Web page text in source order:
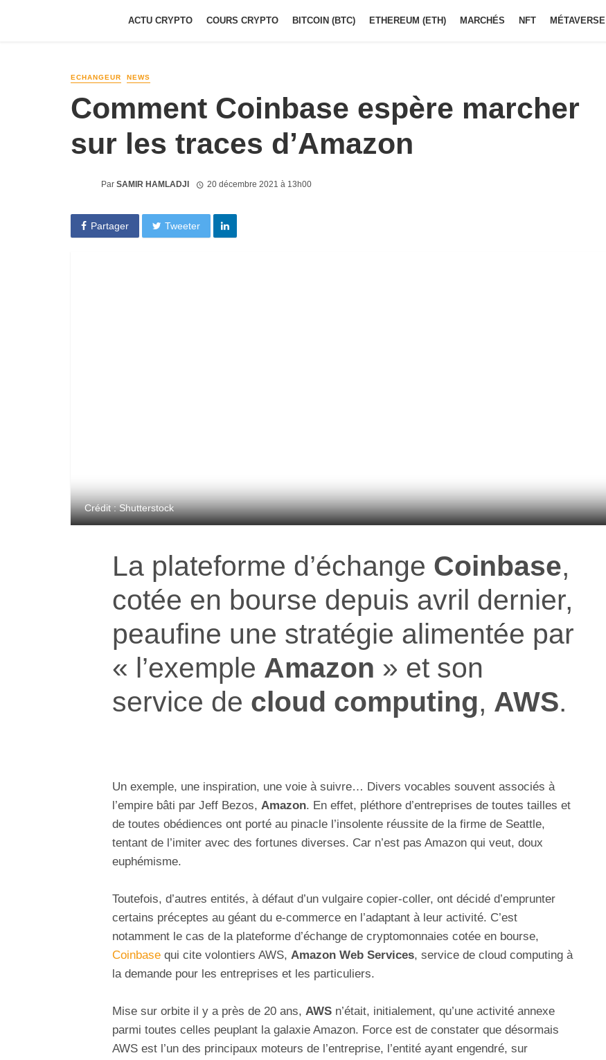
ACTU CRYPTO COURS CRYPTO BITCOIN (BTC) ETHEREUM (ETH) MARCHÉS NFT MÉTAVERSE
ECHANGEUR NEWS
Comment Coinbase espère marcher
sur les traces d’Amazon
Par SAMIR HAMLADJI 20 décembre 2021 à 13h00
Partager Tweeter
Crédit : Shutterstock
La plateforme d’échange Coinbase,
cotée en bourse depuis avril dernier,
peaufine une stratégie alimentée par
« l’exemple Amazon » et son
service de cloud computing, AWS.
Un exemple, une inspiration, une voie à suivre… Divers vocables souvent associés à
l’empire bâti par Jeff Bezos, Amazon. En effet, pléthore d’entreprises de toutes tailles et
de toutes obédiences ont porté au pinacle l’insolente réussite de la firme de Seattle,
tentant de l’imiter avec des fortunes diverses. Car n’est pas Amazon qui veut, doux
euphémisme.
Toutefois, d’autres entités, à défaut d’un vulgaire copier-coller, ont décidé d’emprunter
certains préceptes au géant du e-commerce en l’adaptant à leur activité. C’est
notamment le cas de la plateforme d’échange de cryptomonnaies cotée en bourse,
Coinbase qui cite volontiers AWS, Amazon Web Services, service de cloud computing à
la demande pour les entreprises et les particuliers.
Mise sur orbite il y a près de 20 ans, AWS n’était, initialement, qu’une activité annexe
parmi toutes celles peuplant la galaxie Amazon. Force est de constater que désormais
AWS est l’un des principaux moteurs de l’entreprise, l’entité ayant engendré, sur